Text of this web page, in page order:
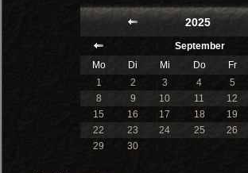
2025
September
Mo
Di Mi Do Fr
1
2 3 4 5
8
9 10 11 12
15
16 17 18 19
22
23 24 25 26
29
30